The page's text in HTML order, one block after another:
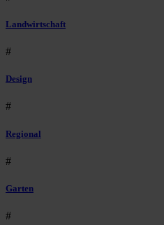
Landwirtschaft
#
Design
#
Regional
#
Garten
#